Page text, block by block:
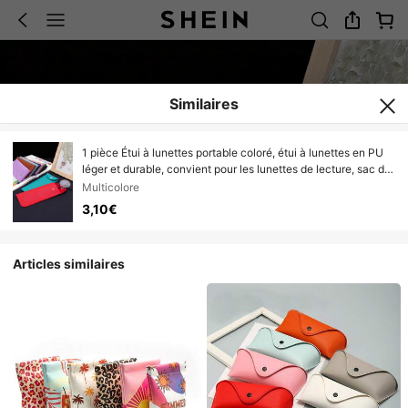
Similaires
1 pièce Étui à lunettes portable coloré, étui à lunettes en PU
léger et durable, convient pour les lunettes de lecture, sac de
rangement accessoire d'usage quotidien pour hommes et
femmes
Multicolore
3,10€
Articles similaires